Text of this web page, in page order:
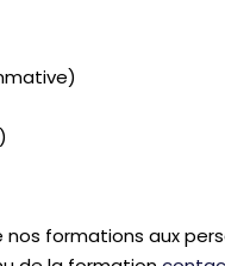
formations aux